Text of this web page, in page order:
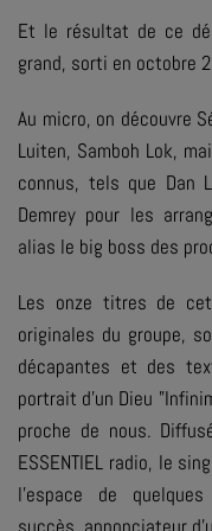
Et le résultat de ce
grand, sorti en octobre
Au micro, on découvre
Luiten, Samboh Lok,
connus, tels que Dan
Demrey pour les
alias le big boss des
Les onze titres de
originales du groupe,
décapantes et des
portrait d'un Dieu "
proche de nous.
ESSENTIEL radio, le
l'espace de